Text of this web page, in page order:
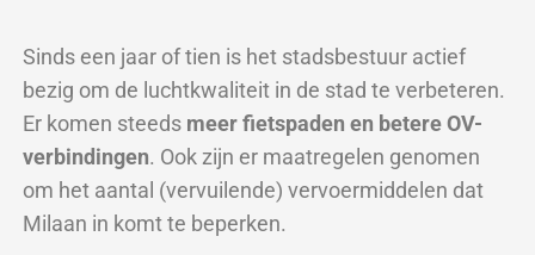
Sinds een jaar of tien is het stadsbestuur actief
bezig om de luchtkwaliteit in de stad te verbeteren.
Er komen steeds meer fietspaden en betere OV-
verbindingen. Ook zijn er maatregelen genomen
om het aantal (vervuilende) vervoermiddelen dat
Milaan in komt te beperken.